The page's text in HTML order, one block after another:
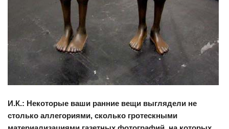
И.К.: Некоторые ваши ранние вещи выглядели не
столько аллегориями, сколько гротескными